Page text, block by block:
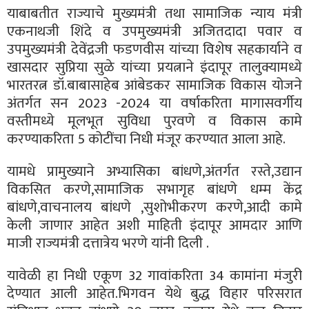
याबाबतीत राज्याचे मुख्यमंत्री तथा सामाजिक न्याय मंत्री
एकनाथजी शिंदे व उपमुख्यमंत्री अजितदादा पवार व
उपमुख्यमंत्री देवेंद्रजी फडणवीस यांच्या विशेष सहकार्याने व
खासदार सुप्रिया सुळे यांच्या प्रयत्नाने इंदापूर तालुक्यामध्ये
भारतरत्न डॉ.बाबासाहेब आंबेडकर सामाजिक विकास योजने
अंतर्गत सन 2023 -2024 या वर्षाकरिता मागासवर्गीय
वस्तीमध्ये मूलभूत सुविधा पुरवणे व विकास कामे
करण्याकरिता 5 कोटींचा निधी मंजूर करण्यात आला आहे.
यामधे प्रामुख्याने अभ्यासिका बांधणे,अंतर्गत रस्ते,उद्यान
विकसित करणे,सामाजिक सभागृह बांधणे धम्म केंद्र
बांधणे,वाचनालय बांधणे ,सुशोभीकरण करणे,आदी कामे
केली जाणार आहेत अशी माहिती इंदापूर आमदार आणि
माजी राज्यमंत्री दत्तात्रेय भरणे यांनी दिली .
यावेळी हा निधी एकूण 32 गावांकरिता 34 कामांना मंजुरी
देण्यात आली आहेत.भिगवन येथे बुद्ध विहार परिसरात